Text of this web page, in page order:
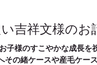
吉祥文様のお話